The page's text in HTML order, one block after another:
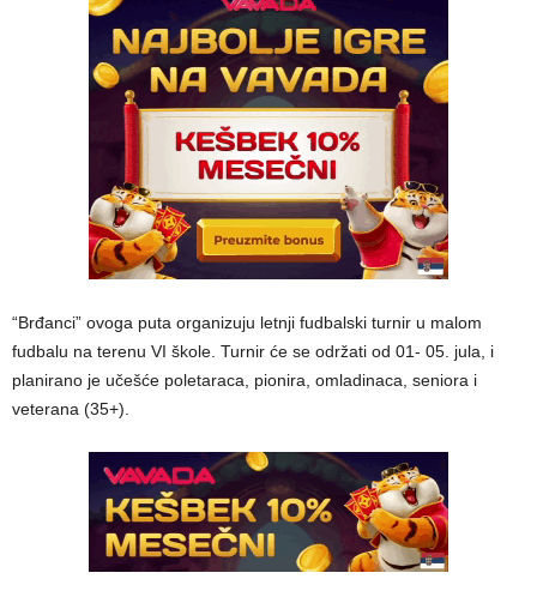
“Brđanci” ovoga puta organizuju letnji fudbalski turnir u malom
fudbalu na terenu VI škole. Turnir će se održati od 01- 05. jula, i
planirano je učešće poletaraca, pionira, omladinaca, seniora i
veterana (35+).